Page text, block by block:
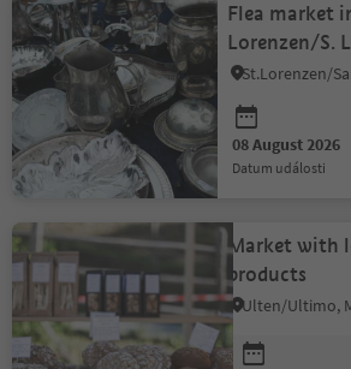
Flea market
Lorenzen/S.
08 August 2026
datum události
Market with
products